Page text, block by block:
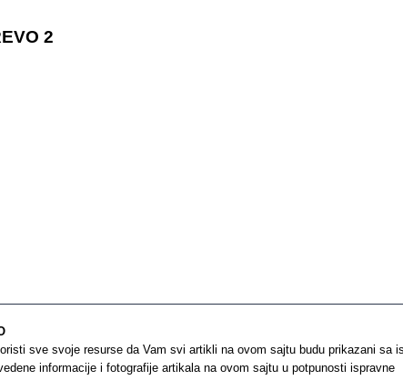
2
sve svoje resurse da Vam svi artikli na ovom sajtu budu prikazani sa
informacije i fotografije artikala na ovom sajtu u potpunosti ispravne